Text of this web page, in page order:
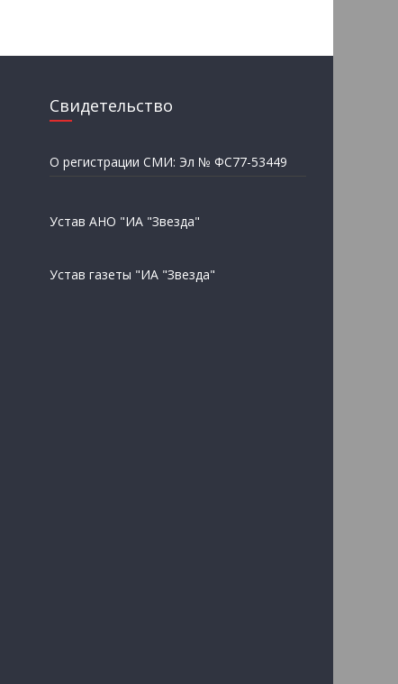
Свидетельство
О регистрации СМИ: Эл № ФС77-53449
Устав АНО "ИА "Звезда"
Устав газеты "ИА "Звезда"